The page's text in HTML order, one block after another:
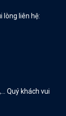
lòng liên hệ:
Quý khách vui